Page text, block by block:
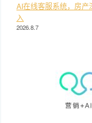
AI在线客服系统，房
入
2026.8.7